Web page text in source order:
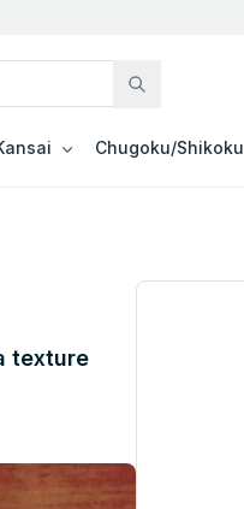
Chugoku/Shikoku
texture